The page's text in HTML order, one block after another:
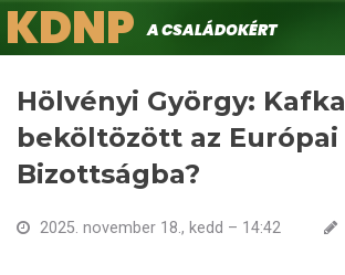
Ugrás
a
Keresés
KDNPA családokért.
Hölvényi György: Kafka
beköltözött az Európai
Bizottságba?
2025. november 18., kedd – 14:42